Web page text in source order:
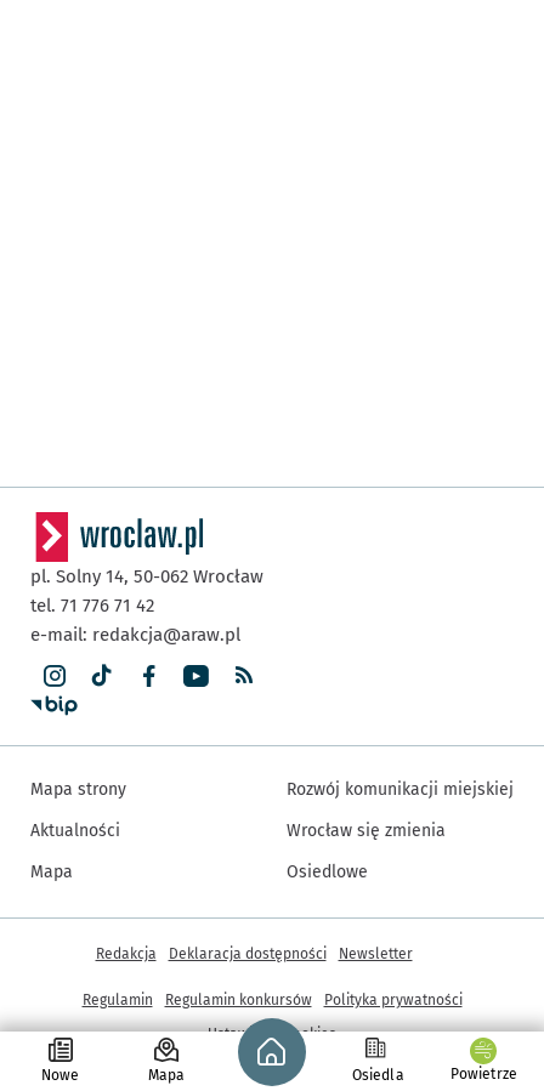
Nowe Mapa
Strona główna - wroclaw.pl
Osiedla Powietrze
pl. Solny 14, 50-062 Wrocław
tel. 71 776 71 42
e-mail: redakcja@araw.pl
Mapa strony
Aktualności
Mapa
Rozwój komunikacji miejskiej
Wrocław się zmienia
Osiedlowe
© Copyright 2005-2026, ARAW S.A., Gmina Wrocław
Inne informacje
Redakcja Deklaracja dostępności Newsletter
Regulamin Regulamin konkursów
Polityka prywatności
Ustawienia cookies